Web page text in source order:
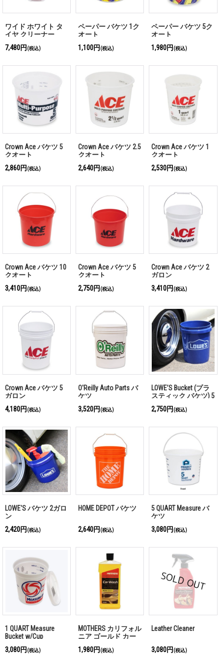
ワイド ホワイト タ
イヤ クリーナー
7,480円 (税込)
ペーパー バケツ 1ク
オート
1,100円 (税込)
ペーパー バケツ 5ク
オート
1,980円 (税込)
Crown Ace バケツ 5
クオート
2,860円 (税込)
Crown Ace バケツ 2.5
クオート
2,640円 (税込)
Crown Ace バケツ 1
クオート
2,530円 (税込)
Crown Ace バケツ 10
クオート
3,410円 (税込)
Crown Ace バケツ 5
クオート
2,750円 (税込)
Crown Ace バケツ 2
ガロン
3,410円 (税込)
Crown Ace バケツ 5
ガロン
4,180円 (税込)
O'Reilly Auto Parts バ
ケツ
3,520円 (税込)
LOWE’S Bucket (プラ
スティック バケツ) 5
2,750円 (税込)
LOWE'S バケツ 2ガロ
ン
2,420円 (税込)
HOME DEPOT バケツ
2,640円 (税込)
5 QUART Measure バ
ケツ
3,080円 (税込)
1 QUART Measure
Bucket w/Cup
3,080円 (税込)
MOTHERS カリフォル
ニア ゴールド カー
1,980円 (税込)
Leather Cleaner
3,080円 (税込)